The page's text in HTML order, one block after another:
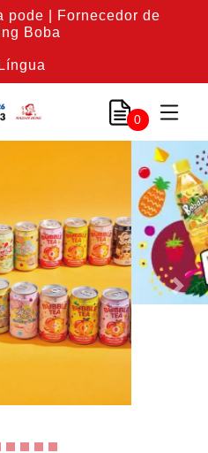
pode | Fornecedor de
Boba
Língua
0